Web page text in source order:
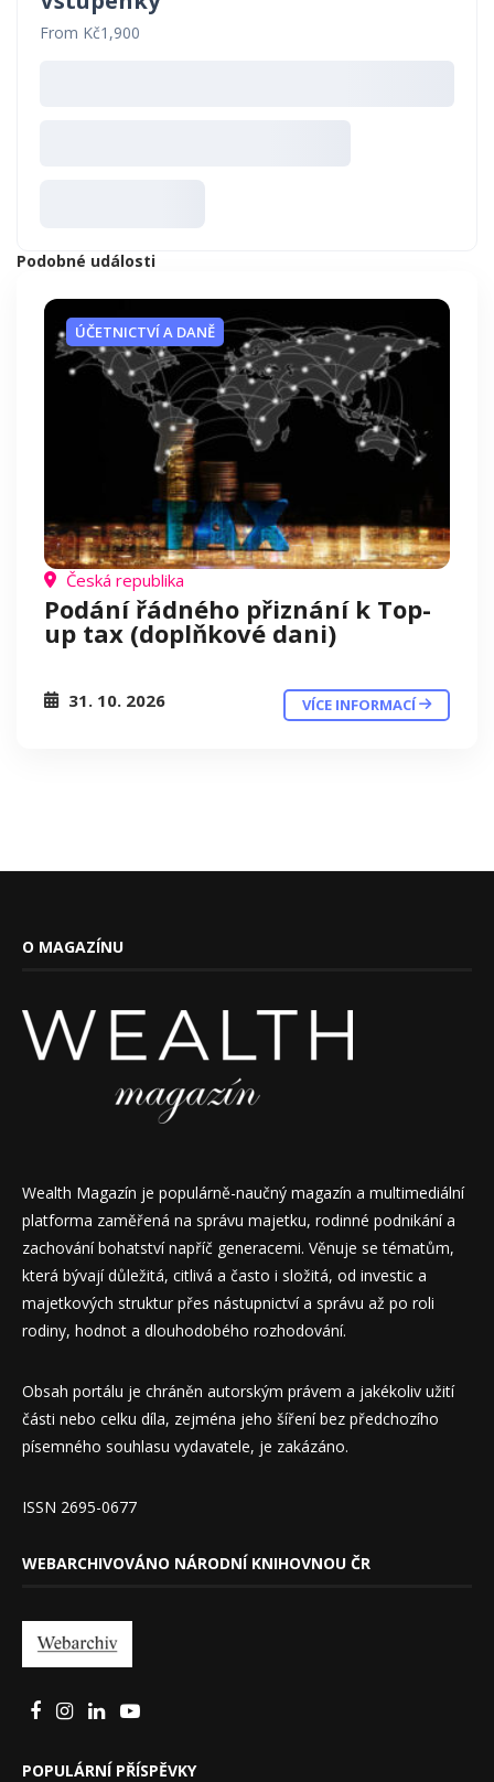
From Kč1,900
Podobné události
ÚČETNICTVÍ A DANĚ
Česká republika
Podání řádného přiznání k Top-
up tax (doplňkové dani)
31. 10. 2026 VÍCE INFORMACÍ
O MAGAZÍNU
Wealth Magazín je populárně-naučný magazín a multimediální
platforma zaměřená na správu majetku, rodinné podnikání a
zachování bohatství napříč generacemi. Věnuje se tématům,
která bývají důležitá, citlivá a často i složitá, od investic a
majetkových struktur přes nástupnictví a správu až po roli
rodiny, hodnot a dlouhodobého rozhodování.
Obsah portálu je chráněn autorským právem a jakékoliv užití
části nebo celku díla, zejména jeho šíření bez předchozího
písemného souhlasu vydavatele, je zakázáno.
ISSN 2695-0677
WEBARCHIVOVÁNO NÁRODNÍ KNIHOVNOU ČR
POPULÁRNÍ PŘÍSPĚVKY